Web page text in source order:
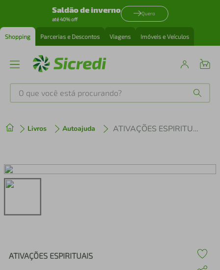
Saldão de inverno
até 40% off
Quero
Shopping Parcerias e Descontos Viagens Imóveis e Veículos
O que você está procurando?
Livros Autoajuda ATIVAÇÕES ESPIRITUAIS
ATIVAÇÕES ESPIRITUAIS
2º cafeteira